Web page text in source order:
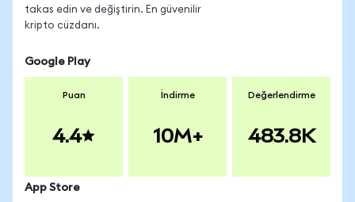
takas edin ve değiştirin. En güvenilir
kripto cüzdanı.
Google Play
Puan
4.4
İndirme
10M+
Değerlendirme
483.8K
App Store